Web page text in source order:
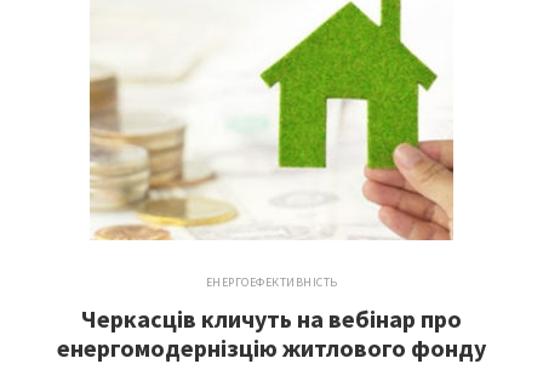
ЕНЕРГОЕФЕКТИВНІСТЬ
Черкасців кличуть на вебінар про
енергомодернізцію житлового фонду